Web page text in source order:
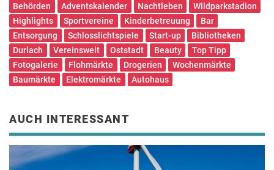
Behörden
Adventskalender Nachtleben
Wildparkstadion
Highlights
Sportvereine Kinderbetreuung
Bar
Entsorgung
Schlosslichtspiele Start-up
Bibliotheken
Durlach
Vereinswelt Oststadt Beauty
Top Tipp
Fotogalerie
Flohmärkte Drogerien
Wochenmärkte
Baumärkte
Elektromärkte Autohaus
AUCH INTERESSANT